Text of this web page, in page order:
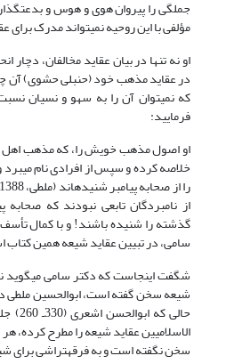
جملگى را پیروان هوى و هوس و
مؤلفى با این روحیه نمى‏تواند مدرک براى
او نه تنها در بیان عقاید مخالفان،
در عقاید مذهب خود (حنبلى حشوى) آن
که نمى‏توان آن را به سهو و نسیان
فرمایید:
او اصول مذهب خویش را، که مذهب اهل
خلاصه کرده و سپس از افرادى نام مى‏برد
از نامبردگان تابعى نبودند که
گذشته را شنیده باشند! و با کمال
سامى، در تبیین عقاید شیعه همین
شگفت این‏جاست که دکتر سامى مى‏گوید
شیعه سخن گفته است، ابوالحسین ملطى
حالى
الاسلامیین عقاید شیعه را مطرح کرده،
سخن نگفته است و به فرقه‏تراشى